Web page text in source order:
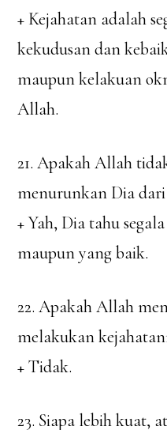
+ Kejahatan adalah
kekudusan dan
maupun kelakuan
Allah.
21. Apakah Allah
menurunkan Dia
+ Yah, Dia tahu
maupun yang baik.
22. Apakah Allah
melakukan
+ Tidak.
23. Siapa lebih kuat,